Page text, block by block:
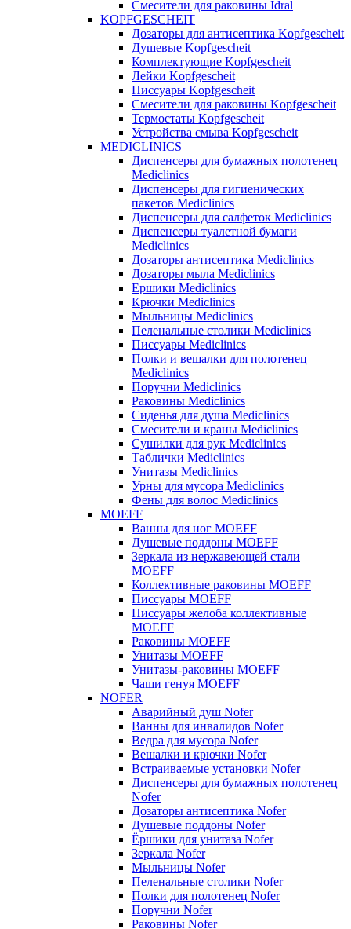
Смеcители для раковины Idral
KOPFGESCHEIT
Дозаторы для антисептика Kopfgescheit
Душевые Kopfgescheit
Комплектующие Kopfgescheit
Лейки Kopfgescheit
Писсуары Kopfgescheit
Смесители для раковины Kopfgescheit
Термостаты Kopfgescheit
Устройства смыва Kopfgescheit
MEDICLINICS
Диспенсеры для бумажных полотенец
Mediclinics
Диспенсеры для гигиенических
пакетов Mediclinics
Диспенсеры для салфеток Mediclinics
Диспенсеры туалетной бумаги
Mediclinics
Дозаторы антисептика Mediclinics
Дозаторы мыла Mediclinics
Ершики Mediclinics
Крючки Mediclinics
Мыльницы Mediclinics
Пеленальные столики Mediclinics
Писсуары Mediclinics
Полки и вешалки для полотенец
Mediclinics
Поручни Mediclinics
Раковины Mediclinics
Сиденья для душа Mediclinics
Смесители и краны Mediclinics
Сушилки для рук Mediclinics
Таблички Mediclinics
Унитазы Mediclinics
Урны для мусора Mediclinics
Фены для волос Mediclinics
MOEFF
Ванны для ног MOEFF
Душевые поддоны MOEFF
Зеркала из нержавеющей стали
MOEFF
Коллективные раковины MOEFF
Писсуары MOEFF
Писсуары желоба коллективные
MOEFF
Раковины MOEFF
Унитазы MOEFF
Унитазы-раковины MOEFF
Чаши генуя MOEFF
NOFER
Аварийный душ Nofer
Ванны для инвалидов Nofer
Ведра для мусора Nofer
Вешалки и крючки Nofer
Встраиваемые установки Nofer
Диспенсеры для бумажных полотенец
Nofer
Дозаторы антисептика Nofer
Душевые поддоны Nofer
Ёршики для унитаза Nofer
Зеркала Nofer
Мыльницы Nofer
Пеленальные столики Nofer
Полки для полотенец Nofer
Поручни Nofer
Раковины Nofer